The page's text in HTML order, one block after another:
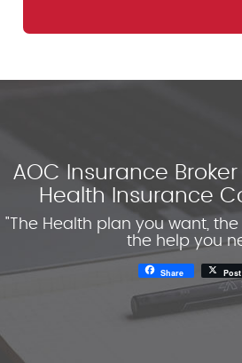
AOC Insurance
Health Insurance
"The Health plan you want,
the help you
Share Post